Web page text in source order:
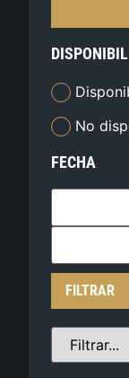
No
FECHA
FILTRAR